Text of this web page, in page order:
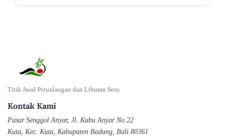
Titik Awal Petualangan dan Liburan Seru
Kontak Kami
Pasar Senggol Anyar, Jl. Kubu Anyar No.22
Kuta, Kec. Kuta, Kabupaten Badung, Bali 80361